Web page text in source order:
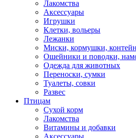
Лакомства
Аксессуары
Игрушки
Клетки, вольеры
Лежанки
Миски, кормушки,
Ошейники и поводки,
Одежда для животных
Переноски, сумки
Туалеты, совки
Развес
Птицам
Сухой корм
Лакомства
Витамины и добавки
Аксессуары